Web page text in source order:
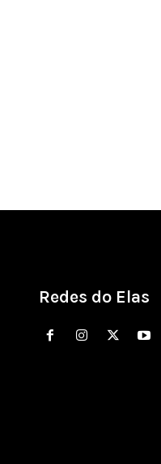
Redes do Elas